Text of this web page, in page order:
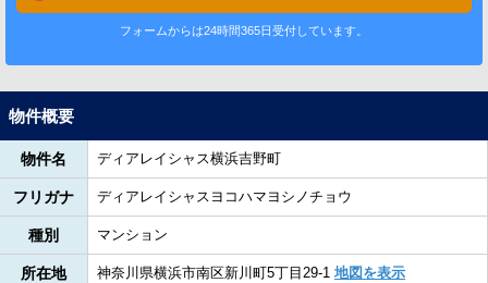
フォームからは24時間365日受付しています。
物件概要
物件名 ディアレイシャス横浜吉野町
フリガナ ディアレイシャスヨコハマヨシノチョウ
種別 マンション
所在地 神奈川県横浜市南区新川町5丁目29-1 地図を表示